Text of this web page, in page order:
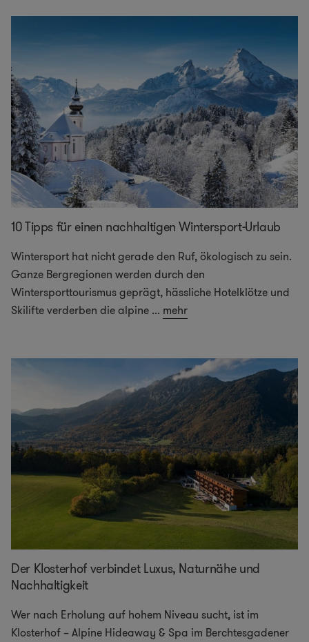
10 Tipps für einen nachhaltigen Wintersport-Urlaub
Wintersport hat nicht gerade den Ruf, ökologisch zu sein.
Ganze Bergregionen werden durch den
Wintersporttourismus geprägt, hässliche Hotelklötze und
Skilifte verderben die alpine ... mehr
Der Klosterhof verbindet Luxus, Naturnähe und
Nachhaltigkeit
Wer nach Erholung auf hohem Niveau sucht, ist im
Klosterhof – Alpine Hideaway & Spa im Berchtesgadener